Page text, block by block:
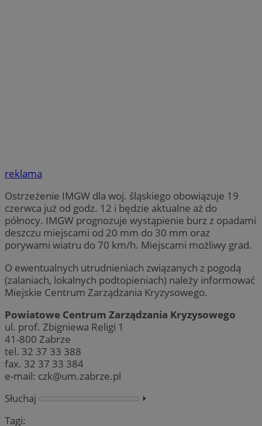
reklama
Ostrzeżenie IMGW dla woj. śląskiego obowiązuje 19
czerwca już od godz. 12 i będzie aktualne aż do
północy. IMGW prognozuje wystąpienie burz z opadami
deszczu miejscami od 20 mm do 30 mm oraz
porywami wiatru do 70 km/h. Miejscami możliwy grad.
O ewentualnych utrudnieniach związanych z pogodą
(zalaniach, lokalnych podtopieniach) należy informować
Miejskie Centrum Zarządzania Kryzysowego.
Powiatowe Centrum Zarządzania Kryzysowego
ul. prof. Zbigniewa Religi 1
41-800 Zabrze
tel. 32 37 33 388
fax. 32 37 33 384
e-mail: czk@um.zabrze.pl
Słuchaj
⏵︎
Tagi: